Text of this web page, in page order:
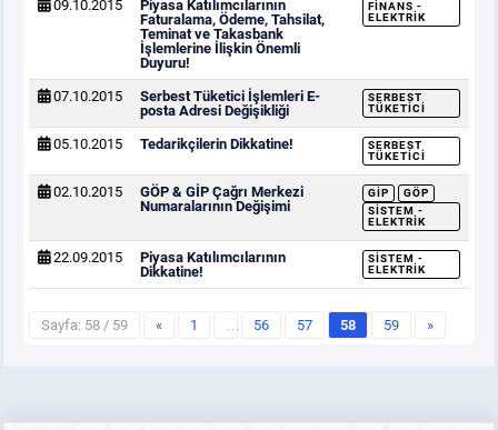
09.10.2015
Piyasa Katılımcılarının
Faturalama, Ödeme, Tahsilat,
Teminat ve Takasbank
İşlemlerine İlişkin Önemli
Duyuru!
FINANS -
ELEKTRIK
07.10.2015
Serbest Tüketici İşlemleri E-
posta Adresi Değişikliği
SERBEST
TÜKETICI
05.10.2015 Tedarikçilerin Dikkatine!
SERBEST
TÜKETICI
02.10.2015
GÖP & GİP Çağrı Merkezi
Numaralarının Değişimi
GİP
GÖP
SISTEM -
ELEKTRIK
22.09.2015
Piyasa Katılımcılarının
Dikkatine!
SISTEM -
ELEKTRIK
Sayfa: 58 / 59 « 1 … 56 57 58 59 »